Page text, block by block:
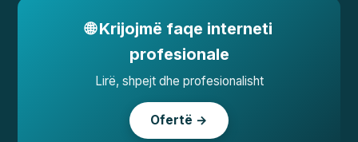
🌐 Krijojmë faqe interneti
profesionale
Lirë, shpejt dhe profesionalisht
Ofertë →